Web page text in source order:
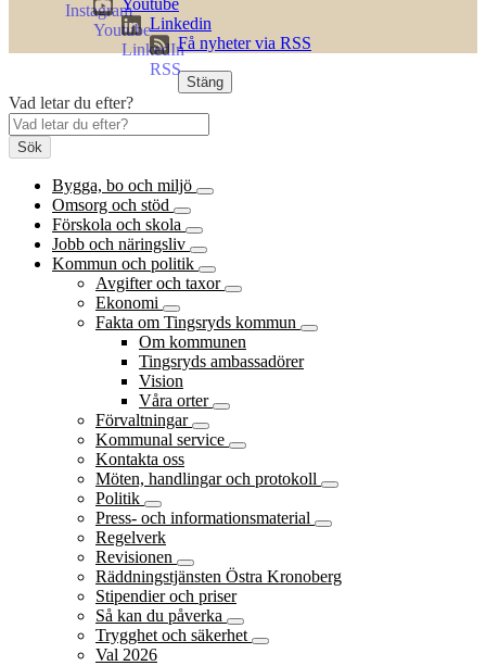
Linkedin
Få nyheter via RSS
Stäng
Vad letar du efter?
Sök
Bygga, bo och miljö
Omsorg och stöd
Förskola och skola
Jobb och näringsliv
Kommun och politik
Avgifter och taxor
Ekonomi
Fakta om Tingsryds kommun
Om kommunen
Tingsryds ambassadörer
Vision
Våra orter
Förvaltningar
Kommunal service
Kontakta oss
Möten, handlingar och protokoll
Politik
Press- och informationsmaterial
Regelverk
Revisionen
Räddningstjänsten Östra Kronoberg
Stipendier och priser
Så kan du påverka
Trygghet och säkerhet
Val 2026